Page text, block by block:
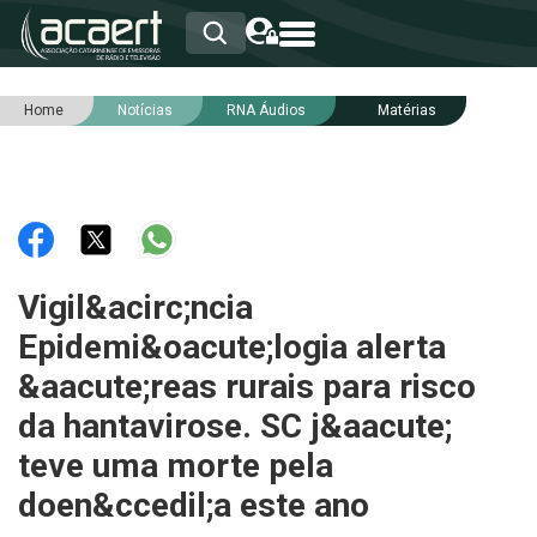
HOME
RNA
NOTÍCIAS
SERVIÇOS
INTEGRIDADE
Home Notícias RNA Áudios Matérias
Vigil&acirc;ncia
Epidemi&oacute;logia alerta
&aacute;reas rurais para risco
da hantavirose. SC j&aacute;
teve uma morte pela
doen&ccedil;a este ano